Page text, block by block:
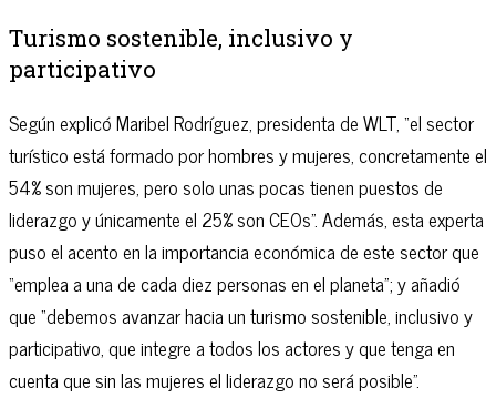
Turismo sostenible, inclusivo y
participativo
Según explicó Maribel Rodríguez, presidenta de WLT, “el sector
turístico está formado por hombres y mujeres, concretamente el
54% son mujeres, pero solo unas pocas tienen puestos de
liderazgo y únicamente el 25% son CEOs”. Además, esta experta
puso el acento en la importancia económica de este sector que
“emplea a una de cada diez personas en el planeta”; y añadió
que “debemos avanzar hacia un turismo sostenible, inclusivo y
participativo, que integre a todos los actores y que tenga en
cuenta que sin las mujeres el liderazgo no será posible”.